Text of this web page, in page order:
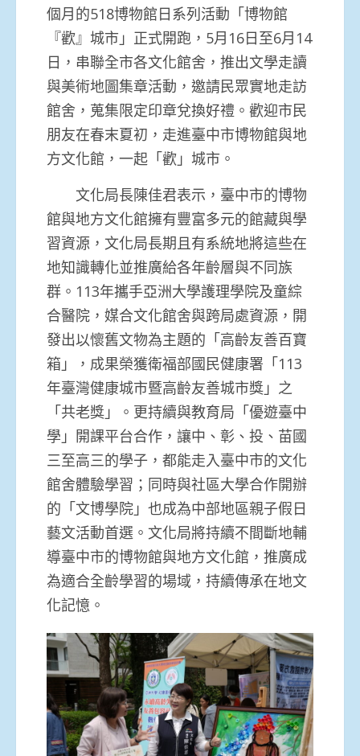
個月的518博物館日系列活動「博物館
『歡』城市」 正式開跑，5月16日至6月14
日，串聯全市各文化館舍， 推出文學走讀
與美術地圖集章活動，邀請民眾實地走訪
館舍， 蒐集限定印章兌換好禮。歡迎市民
朋友在春末夏初， 走進臺中市博物館與地
方文化館，一起「歡」城市。
文化局長陳佳君表示， 臺中市的博物
館與地方文化館擁有豐富多元的館藏與學
習資源， 文化局長期且有系統地將這些在
地知識轉化並推廣給各年齡層與不同族
群。113年攜手亞洲大學護理學院及童綜
合醫院， 媒合文化館舍與跨局處資源，開
發出以懷舊文物為主題的「高齡友善百寶
箱」，成果榮獲衛福部國民健康署「113
年臺灣健康城市暨高齡友善城市獎」之
「共老獎」。 更持續與教育局「優遊臺中
學」開課平台合作，讓中、彰、投、 苗國
三至高三的學子，都能走入臺中市的文化
館舍體驗學習； 同時與社區大學合作開辦
的「文博學院」 也成為中部地區親子假日
藝文活動首選。 文化局將持續不間斷地輔
導臺中市的博物館與地方文化館， 推廣成
為適合全齡學習的場域，持續傳承在地文
化記憶。